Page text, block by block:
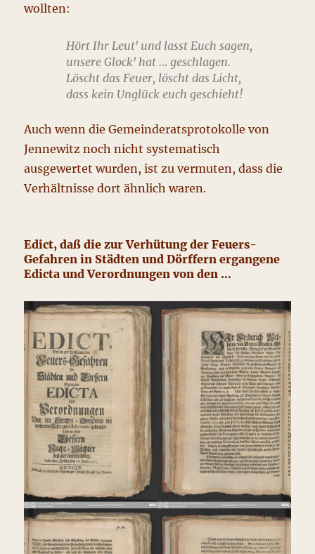
wollten:
Hört Ihr Leut' und lasst Euch sagen,
unsere Glock' hat … geschlagen.
Löscht das Feuer, löscht das Licht,
dass kein Unglück euch geschieht!
Auch wenn die Gemeinderatsprotokolle von
Jennewitz noch nicht systematisch
ausgewertet wurden, ist zu vermuten, dass die
Verhältnisse dort ähnlich waren.
Edict, daß die zur Verhütung der Feuers-
Gefahren in Städten und Dörffern ergangene
Edicta und Verordnungen von den …